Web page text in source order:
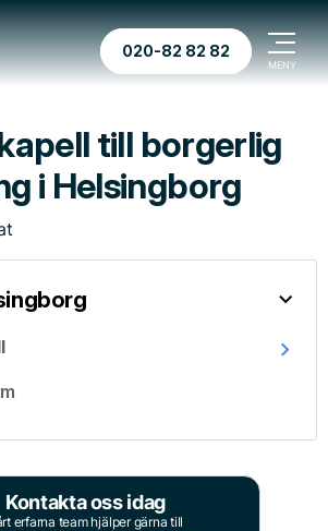
020-82 82 82
till borgerlig
i Helsingborg
Kontakta oss idag
erfarna team hjälper gärna till